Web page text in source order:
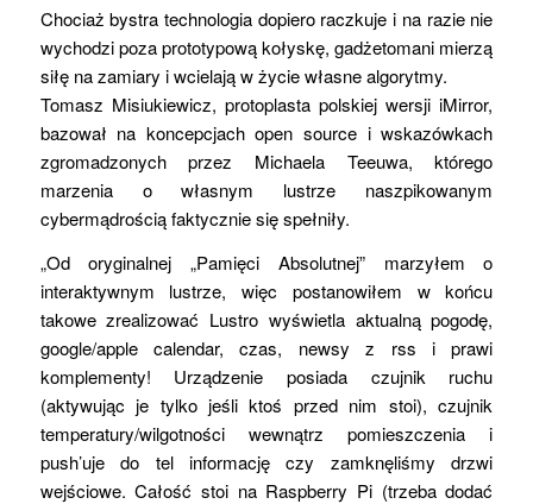
Chociaż bystra technologia dopiero raczkuje i na razie nie
wychodzi poza prototypową kołyskę, gadżetomani mierzą
siłę na zamiary i wcielają w życie własne algorytmy.
Tomasz Misiukiewicz, protoplasta polskiej wersji iMirror,
bazował na koncepcjach open source i wskazówkach
zgromadzonych przez Michaela Teeuwa, którego
marzenia o własnym lustrze naszpikowanym
cybermądrością faktycznie się spełniły.
„Od oryginalnej „Pamięci Absolutnej” marzyłem o
interaktywnym lustrze, więc postanowiłem w końcu
takowe zrealizować Lustro wyświetla aktualną pogodę,
google/apple calendar, czas, newsy z rss i prawi
komplementy! Urządzenie posiada czujnik ruchu
(aktywując je tylko jeśli ktoś przed nim stoi), czujnik
temperatury/wilgotności wewnątrz pomieszczenia i
push’uje do tel informację czy zamknęliśmy drzwi
wejściowe. Całość stoi na Raspberry Pi (trzeba dodać